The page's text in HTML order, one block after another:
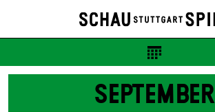
SEPTEMBER